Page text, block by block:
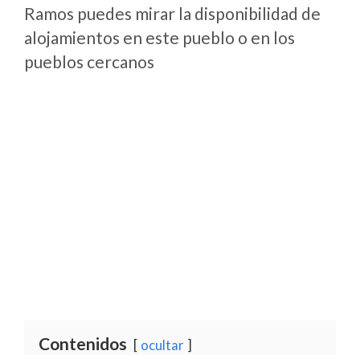
Ramos puedes mirar la disponibilidad de
alojamientos en este pueblo o en los
pueblos cercanos
Contenidos ocultar